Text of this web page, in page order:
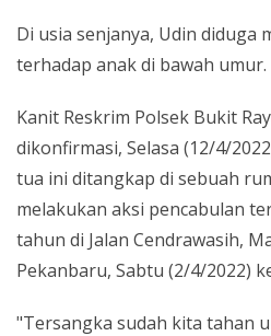
Di usia senjanya, Udin diduga
terhadap anak di bawah umur.
Kanit Reskrim Polsek Bukit
dikonfirmasi, Selasa (12/4/
tua ini ditangkap di sebuah
melakukan aksi pencabulan
tahun di Jalan Cendrawasih,
Pekanbaru, Sabtu (2/4/2022)
"Tersangka sudah kita tahan